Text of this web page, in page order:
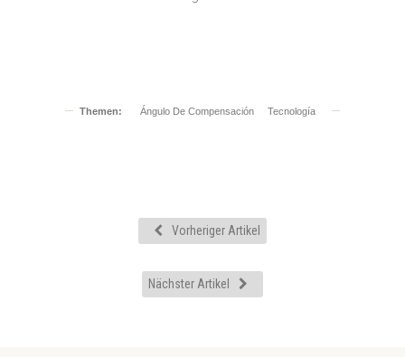
Themen: Ángulo De Compensación Tecnología
Vorheriger Artikel
Nächster Artikel